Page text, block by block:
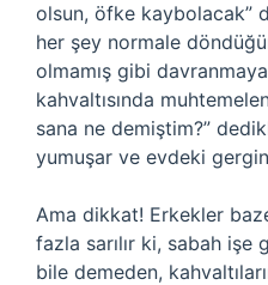
olsun, öfke kaybolacak”
her şey normale
olmamış gibi
kahvaltısında
sana ne demiştim?”
yumuşar ve evdeki
Ama dikkat! Erkekler
fazla sarılır ki, sabah işe
bile demeden,